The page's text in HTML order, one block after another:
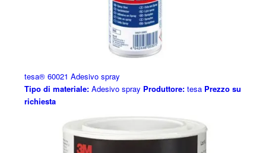
tesa® 60021 Adesivo spray
Tipo di materiale:Adesivo spray Produttore:tesa Prezzo su
richiesta